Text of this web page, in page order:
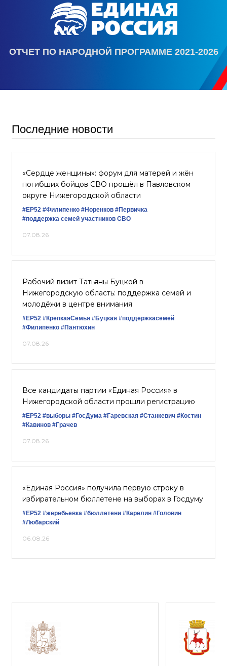
ОТЧЕТ ПО НАРОДНОЙ ПРОГРАММЕ 2021-2026
Последние новости
«Сердце женщины»: форум для матерей и жён
погибших бойцов СВО прошёл в Павловском
округе Нижегородской области
#ЕР52 #Филипенко #Норенков #Первичка
#поддержка семей участников СВО
07.08.26
Рабочий визит Татьяны Буцкой в
Нижегородскую область: поддержка семей и
молодёжи в центре внимания
#ЕР52 #КрепкаяСемья #Буцкая #поддержкасемей
#Филипенко #Пантюхин
07.08.26
Все кандидаты партии «Единая Россия» в
Нижегородской области прошли регистрацию
#ЕР52 #выборы #ГосДума #Гаревская #Станкевич #Костин
#Кавинов #Грачев
07.08.26
«Единая Россия» получила первую строку в
избирательном бюллетене на выборах в Госдуму
#ЕР52 #жеребьевка #бюллетени #Карелин #Головин
#Любарский
06.08.26